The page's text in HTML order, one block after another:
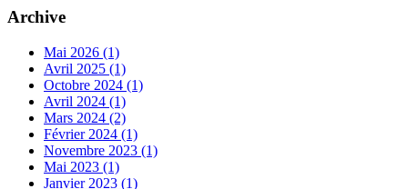
Archive
Mai 2026 (1)
Avril 2025 (1)
Octobre 2024 (1)
Avril 2024 (1)
Mars 2024 (2)
Février 2024 (1)
Novembre 2023 (1)
Mai 2023 (1)
Janvier 2023 (1)